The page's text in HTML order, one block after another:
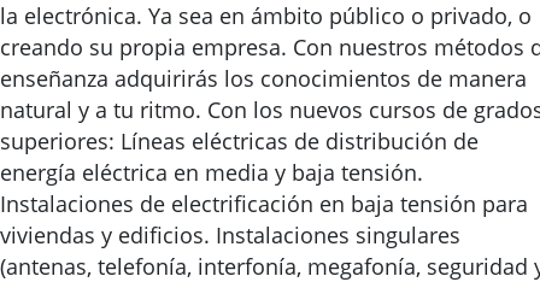
la electrónica. Ya sea en ámbito público o privado, o
creando su propia empresa. Con nuestros métodos
enseñanza adquirirás los conocimientos de manera
natural y a tu ritmo. Con los nuevos cursos de
superiores: Líneas eléctricas de distribución de
energía eléctrica en media y baja tensión.
Instalaciones de electrificación en baja tensión para
viviendas y edificios. Instalaciones singulares
(antenas, telefonía, interfonía, megafonía, seguridad